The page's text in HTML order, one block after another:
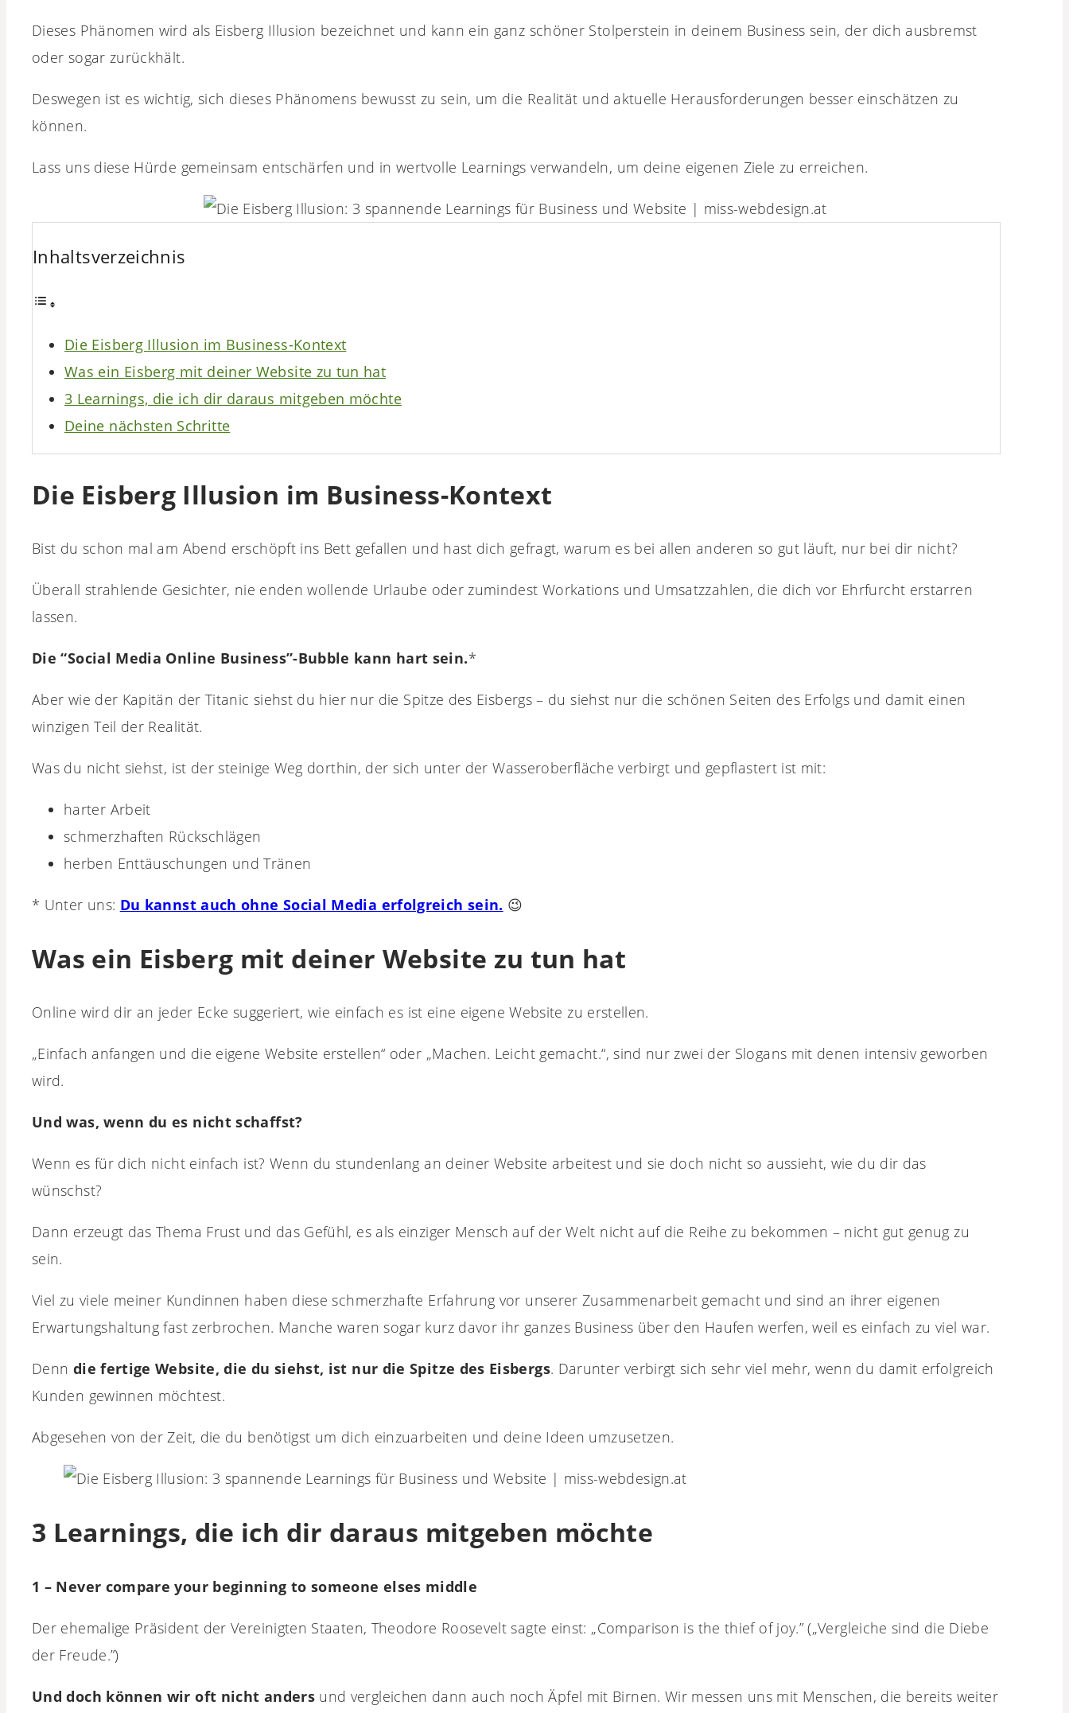
Dieses Phänomen wird als Eisberg Illusion bezeichnet und kann ein ganz schöner Stolperstein in deinem Business sein, der dich ausbremst
oder sogar zurückhält.
Deswegen ist es wichtig, sich dieses Phänomens bewusst zu sein, um die Realität und aktuelle Herausforderungen besser einschätzen zu
können.
Lass uns diese Hürde gemeinsam entschärfen und in wertvolle Learnings verwandeln, um deine eigenen Ziele zu erreichen.
Inhaltsverzeichnis
Die Eisberg Illusion im Business-Kontext
Was ein Eisberg mit deiner Website zu tun hat
3 Learnings, die ich dir daraus mitgeben möchte
Deine nächsten Schritte
Die Eisberg Illusion im Business-Kontext
Bist du schon mal am Abend erschöpft ins Bett gefallen und hast dich gefragt, warum es bei allen anderen so gut läuft, nur bei dir nicht?
Überall strahlende Gesichter, nie enden wollende Urlaube oder zumindest Workations und Umsatzzahlen, die dich vor Ehrfurcht erstarren
lassen.
Die “Social Media Online Business”-Bubble kann hart sein.*
Aber wie der Kapitän der Titanic siehst du hier nur die Spitze des Eisbergs – du siehst nur die schönen Seiten des Erfolgs und damit einen
winzigen Teil der Realität.
Was du nicht siehst, ist der steinige Weg dorthin, der sich unter der Wasseroberfläche verbirgt und gepflastert ist mit:
harter Arbeit
schmerzhaften Rückschlägen
herben Enttäuschungen und Tränen
* Unter uns: Du kannst auch ohne Social Media erfolgreich sein. 😉
Was ein Eisberg mit deiner Website zu tun hat
Online wird dir an jeder Ecke suggeriert, wie einfach es ist eine eigene Website zu erstellen.
„Einfach anfangen und die eigene Website erstellen“ oder „Machen. Leicht gemacht.“, sind nur zwei der Slogans mit denen intensiv geworben
wird.
Und was, wenn du es nicht schaffst?
Wenn es für dich nicht einfach ist? Wenn du stundenlang an deiner Website arbeitest und sie doch nicht so aussieht, wie du dir das
wünschst?
Dann erzeugt das Thema Frust und das Gefühl, es als einziger Mensch auf der Welt nicht auf die Reihe zu bekommen – nicht gut genug zu
sein.
Viel zu viele meiner Kundinnen haben diese schmerzhafte Erfahrung vor unserer Zusammenarbeit gemacht und sind an ihrer eigenen
Erwartungshaltung fast zerbrochen. Manche waren sogar kurz davor ihr ganzes Business über den Haufen werfen, weil es einfach zu viel war.
Denn die fertige Website, die du siehst, ist nur die Spitze des Eisbergs. Darunter verbirgt sich sehr viel mehr, wenn du damit erfolgreich
Kunden gewinnen möchtest.
Abgesehen von der Zeit, die du benötigst um dich einzuarbeiten und deine Ideen umzusetzen.
3 Learnings, die ich dir daraus mitgeben möchte
1 – Never compare your beginning to someone elses middle
Der ehemalige Präsident der Vereinigten Staaten, Theodore Roosevelt sagte einst: „Comparison is the thief of joy.” („Vergleiche sind die Diebe
der Freude.”)
Und doch können wir oft nicht andersund vergleichen dann auch noch Äpfel mit Birnen. Wir messen uns mit Menschen, die bereits weiter